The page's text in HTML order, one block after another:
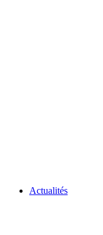
Actualités